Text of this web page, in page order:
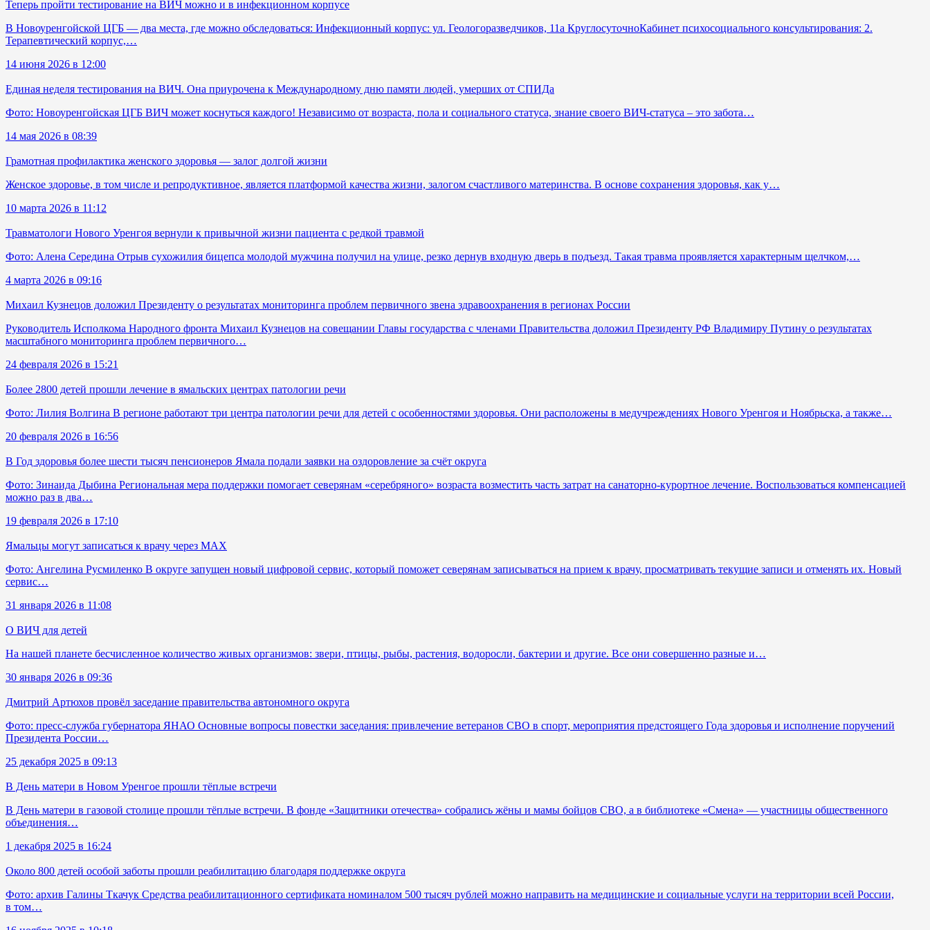
Теперь пройти тестирование на ВИЧ можно и в инфекционном корпусе
В Новоуренгойской ЦГБ — два места, где можно обследоваться: Инфекционный корпус: ул. Геологоразведчиков, 11а КруглосуточноКабинет психосоциального консультирования: 2.
Терапевтический корпус,…
14 июня 2026 в 12:00
Единая неделя тестирования на ВИЧ. Она приурочена к Международному дню памяти людей, умерших от СПИДа
Фото: Новоуренгойская ЦГБ ВИЧ может коснуться каждого! Независимо от возраста, пола и социального статуса, знание своего ВИЧ-статуса – это забота…
14 мая 2026 в 08:39
Грамотная профилактика женского здоровья — залог долгой жизни
Женское здоровье, в том числе и репродуктивное, является платформой качества жизни, залогом счастливого материнства. В основе сохранения здоровья, как у…
10 марта 2026 в 11:12
Травматологи Нового Уренгоя вернули к привычной жизни пациента с редкой травмой
Фото: Алена Середина Отрыв сухожилия бицепса молодой мужчина получил на улице, резко дернув входную дверь в подъезд. Такая травма проявляется характерным щелчком,…
4 марта 2026 в 09:16
Михаил Кузнецов доложил Президенту о результатах мониторинга проблем первичного звена здравоохранения в регионах России
Руководитель Исполкома Народного фронта Михаил Кузнецов на совещании Главы государства с членами Правительства доложил Президенту РФ Владимиру Путину о результатах
масштабного мониторинга проблем первичного…
24 февраля 2026 в 15:21
Более 2800 детей прошли лечение в ямальских центрах патологии речи
Фото: Лилия Волгина В регионе работают три центра патологии речи для детей с особенностями здоровья. Они расположены в медучреждениях Нового Уренгоя и Ноябрьска, а также…
20 февраля 2026 в 16:56
В Год здоровья более шести тысяч пенсионеров Ямала подали заявки на оздоровление за счёт округа
Фото: Зинаида Дыбина Региональная мера поддержки помогает северянам «серебряного» возраста возместить часть затрат на санаторно-курортное лечение. Воспользоваться компенсацией
можно раз в два…
19 февраля 2026 в 17:10
Ямальцы могут записаться к врачу через MAX
Фото: Ангелина Русмиленко В округе запущен новый цифровой сервис, который поможет северянам записываться на прием к врачу, просматривать текущие записи и отменять их. Новый
сервис…
31 января 2026 в 11:08
О ВИЧ для детей
На нашей планете бесчисленное количество живых организмов: звери, птицы, рыбы, растения, водоросли, бактерии и другие. Все они совершенно разные и…
30 января 2026 в 09:36
Дмитрий Артюхов провёл заседание правительства автономного округа
Фото: пресс-служба губернатора ЯНАО Основные вопросы повестки заседания: привлечение ветеранов СВО в спорт, мероприятия предстоящего Года здоровья и исполнение поручений
Президента России…
25 декабря 2025 в 09:13
В День матери в Новом Уренгое прошли тёплые встречи
В День матери в газовой столице прошли тёплые встречи. В фонде «Защитники отечества» собрались жёны и мамы бойцов СВО, а в библиотеке «Смена» — участницы общественного
объединения…
1 декабря 2025 в 16:24
Около 800 детей особой заботы прошли реабилитацию благодаря поддержке округа
Фото: архив Галины Ткачук Средства реабилитационного сертификата номиналом 500 тысяч рублей можно направить на медицинские и социальные услуги на территории всей России,
в том…